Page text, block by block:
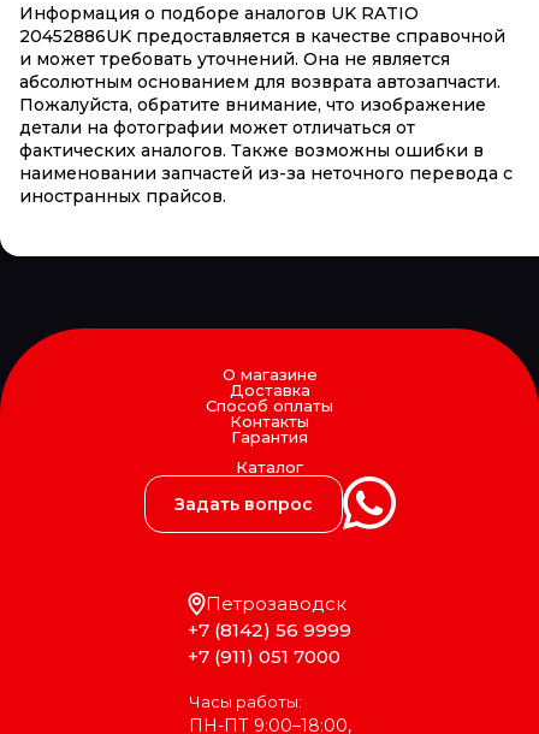
Информация о подборе аналогов UK RATIO
20452886UK предоставляется в качестве справочной
и может требовать уточнений. Она не является
абсолютным основанием для возврата автозапчасти.
Пожалуйста, обратите внимание, что изображение
детали на фотографии может отличаться от
фактических аналогов. Также возможны ошибки в
наименовании запчастей из-за неточного перевода с
иностранных прайсов.
О магазине
Доставка
Способ оплаты
Контакты
Гарантия
Каталог
Петрозаводск
+7 (8142) 56 9999
+7 (911) 051 7000
Часы работы:
ПН-ПТ 9:00–18:00,
Задать вопрос